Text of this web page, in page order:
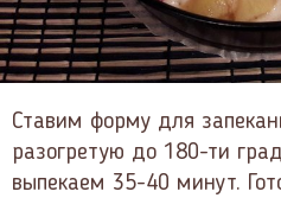
Ставим форму для
разогретую до 180-ти
выпекаем 35-40 минут.